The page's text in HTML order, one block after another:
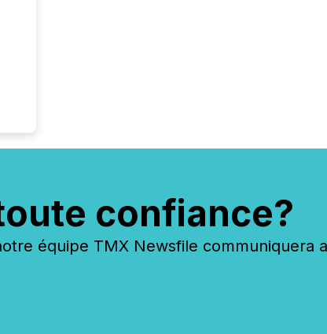
confiance?
équipe TMX Newsfile communiquera